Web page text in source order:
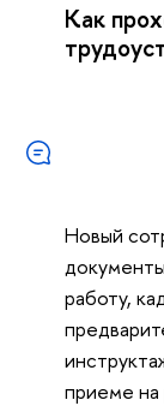
Как
Новый
работу,
приеме на